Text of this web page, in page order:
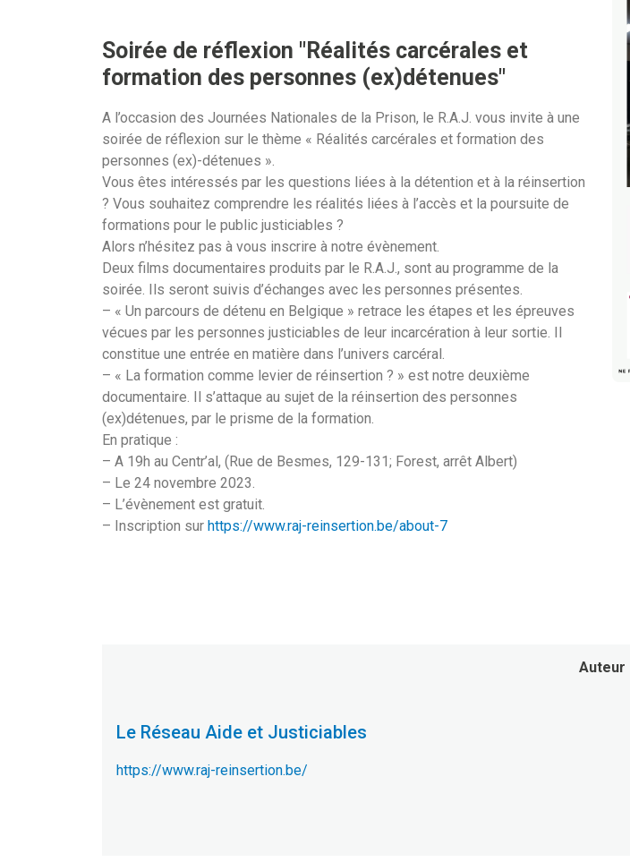
Soirée de réflexion "Réalités carcérales et
formation des personnes (ex)détenues"
A l’occasion des Journées Nationales de la Prison, le R.A.J. vous invite à une
soirée de réflexion sur le thème « Réalités carcérales et formation des
personnes (ex)-détenues ».
Vous êtes intéressés par les questions liées à la détention et à la réinsertion
? Vous souhaitez comprendre les réalités liées à l’accès et la poursuite de
formations pour le public justiciables ?
Alors n’hésitez pas à vous inscrire à notre évènement.
Deux films documentaires produits par le R.A.J., sont au programme de la
soirée. Ils seront suivis d’échanges avec les personnes présentes.
– « Un parcours de détenu en Belgique » retrace les étapes et les épreuves
vécues par les personnes justiciables de leur incarcération à leur sortie. Il
constitue une entrée en matière dans l’univers carcéral.
– « La formation comme levier de réinsertion ? » est notre deuxième
documentaire. Il s’attaque au sujet de la réinsertion des personnes
(ex)détenues, par le prisme de la formation.
En pratique :
– A 19h au Centr’al, (Rue de Besmes, 129-131; Forest, arrêt Albert)
– Le 24 novembre 2023.
– L’évènement est gratuit.
– Inscription sur https://www.raj-reinsertion.be/about-7
Auteur
Le Réseau Aide et Justiciables
https://www.raj-reinsertion.be/